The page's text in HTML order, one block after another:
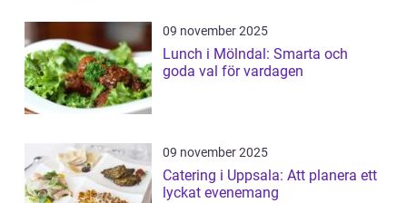
09 november 2025
Lunch i Mölndal: Smarta och
goda val för vardagen
09 november 2025
Catering i Uppsala: Att planera ett
lyckat evenemang